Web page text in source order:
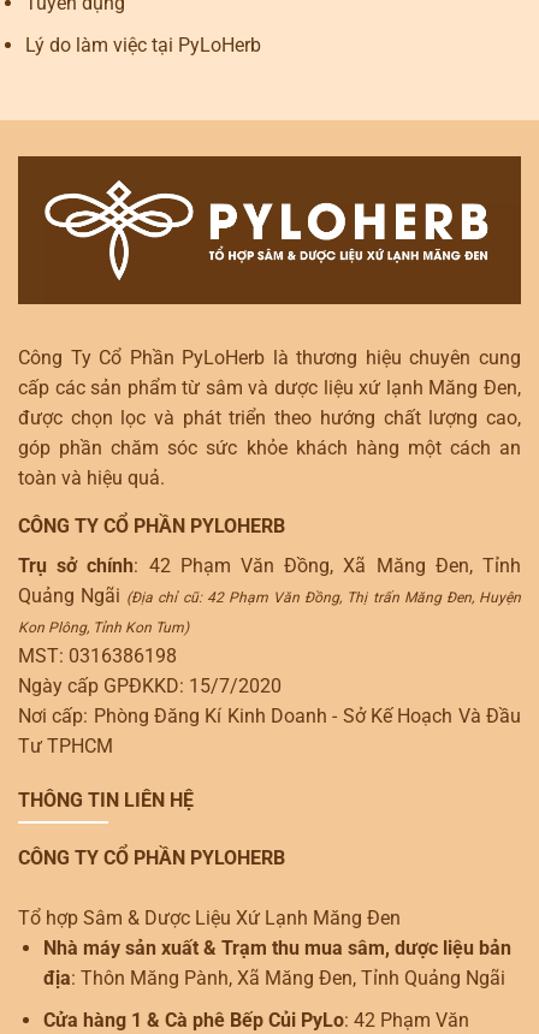
Lý do làm việc tại PyLoHerb
Công Ty Cổ Phần PyLoHerb là thương hiệu chuyên cung
cấp các sản phẩm từ sâm và dược liệu xứ lạnh Măng Đen,
được chọn lọc và phát triển theo hướng chất lượng cao,
góp phần chăm sóc sức khỏe khách hàng một cách an
toàn và hiệu quả.
CÔNG TY CỔ PHẦN PYLOHERB
Trụ sở chính: 42 Phạm Văn Đồng, Xã Măng Đen, Tỉnh
Quảng Ngãi (Địa chỉ cũ: 42 Phạm Văn Đồng, Thị trấn Măng Đen, Huyện
Kon Plông, Tỉnh Kon Tum)
MST: 0316386198
Ngày cấp GPĐKKD: 15/7/2020
Nơi cấp: Phòng Đăng Kí Kinh Doanh - Sở Kế Hoạch Và Đầu
Tư TPHCM
THÔNG TIN LIÊN HỆ
CÔNG TY CỔ PHẦN PYLOHERB
Tổ hợp Sâm & Dược Liệu Xứ Lạnh Măng Đen
Nhà máy sản xuất & Trạm thu mua sâm, dược liệu bản
địa: Thôn Măng Pành, Xã Măng Đen, Tỉnh Quảng Ngãi
Cửa hàng 1 & Cà phê Bếp Củi PyLo: 42 Phạm Văn